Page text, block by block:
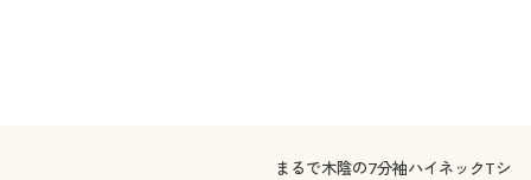
まるで木陰の7分袖ハイネックTシ